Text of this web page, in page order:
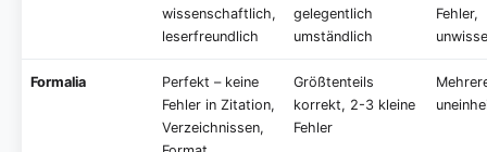
wissenschaftlich,
leserfreundlich
gelegentlich
umständlich
Fehler,
Formalia
Perfekt – keine
Fehler in Zitation,
Verzeichnissen,
Größtenteils
korrekt, 2-3 kleine
Fehler